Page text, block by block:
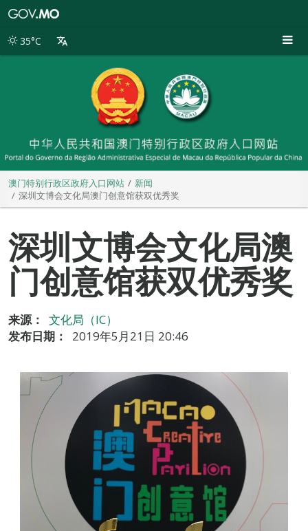
别
35°C
澳门特别行政区政府入口网站
新闻
深圳文博会文化局澳门创意馆获双优秀奖
深圳文博会文化局澳
门创意馆获双优秀奖
来源：
文化局（IC）
发布日期：
2019年5月21日 20:46